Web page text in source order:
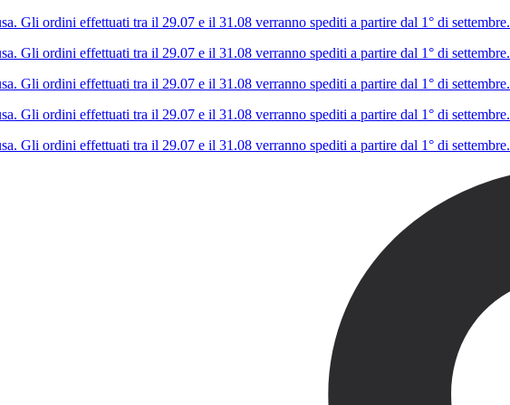
Gli ordini effettuati tra il 29.07 e il 31.08 verranno spediti a partire dal 1° di settembre.
Gli ordini effettuati tra il 29.07 e il 31.08 verranno spediti a partire dal 1° di settembre.
Gli ordini effettuati tra il 29.07 e il 31.08 verranno spediti a partire dal 1° di settembre.
Gli ordini effettuati tra il 29.07 e il 31.08 verranno spediti a partire dal 1° di settembre.
Gli ordini effettuati tra il 29.07 e il 31.08 verranno spediti a partire dal 1° di settembre.